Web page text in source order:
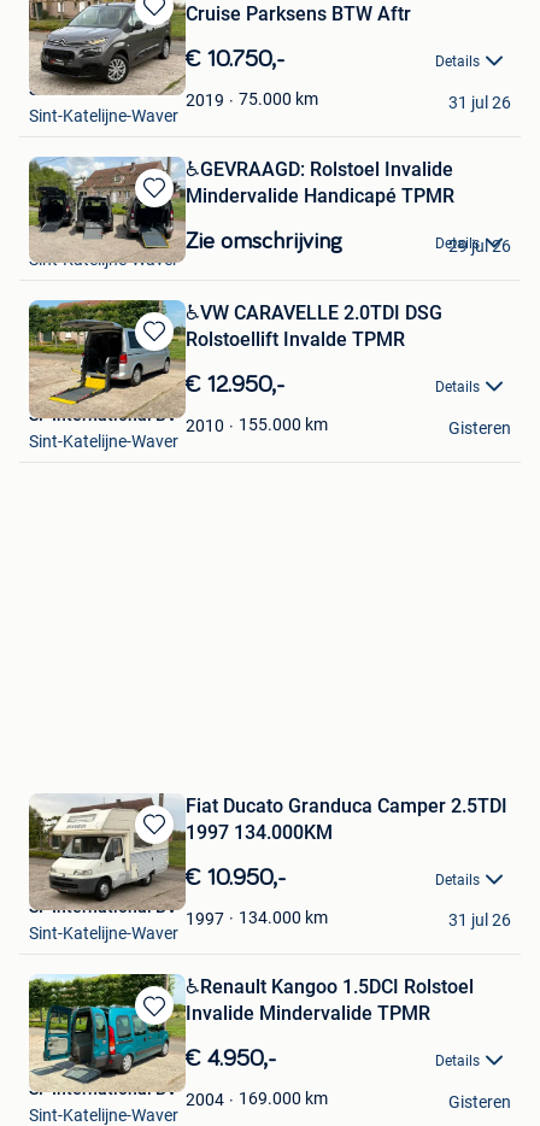
Bewaren
in
Mijn
Favorieten
Cruise Parksens BTW Aftr
€ 10.750,- Details
2019 75.000 km
SF International BV
Sint-Katelijne-Waver
31 jul 26
Bewaren
in
Mijn
♿️️️GEVRAAGD: Rolstoel Invalide
Mindervalide Handicapé TPMR
Zie omschrijving Details
SF International BV
Sint-Katelijne-Waver
29 jul 26
Bewaren
in
Mijn
Favorieten
️️♿️VW CARAVELLE 2.0TDI DSG
Rolstoellift Invalde TPMR
€ 12.950,- Details
2010 155.000 km
SF International BV
Sint-Katelijne-Waver
Gisteren
Bewaren
in
Mijn
Favorieten
Fiat Ducato Granduca Camper 2.5TDI
1997 134.000KM
€ 10.950,- Details
1997 134.000 km
SF International BV
Sint-Katelijne-Waver
31 jul 26
Bewaren
in
Mijn
Favorieten
️♿️Renault Kangoo 1.5DCI Rolstoel
Invalide Mindervalide TPMR
€ 4.950,- Details
2004 169.000 km
SF International BV
Sint-Katelijne-Waver
Gisteren